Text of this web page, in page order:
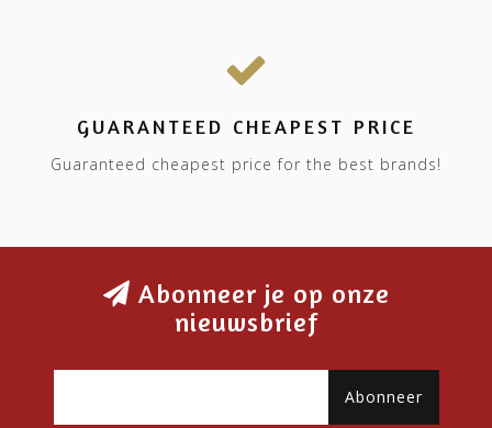
GUARANTEED CHEAPEST PRICE
Guaranteed cheapest price for the best brands!
Abonneer je op onze
nieuwsbrief
Abonneer